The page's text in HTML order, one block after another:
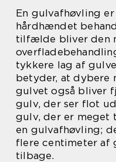
En gulvafhøvling
hårdhændet
tilfælde bliver den
tykkere lag af
betyder, at dybere
gulvet også bliver
gulv, der ser flot
gulv, der er meget
en gulvafhøvling;
flere centimeter af
tilbage.